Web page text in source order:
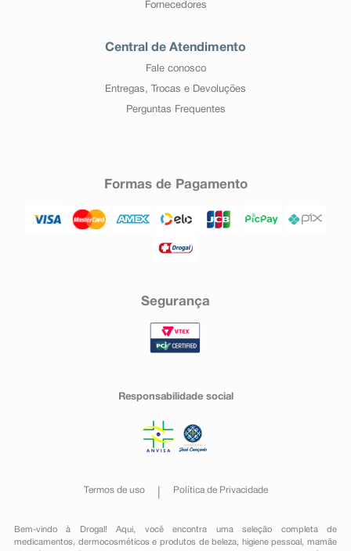
Fornecedores
Central de Atendimento
Fale conosco
Entregas, Trocas e Devoluções
Perguntas Frequentes
Formas de Pagamento
Segurança
Responsabilidade social
Termos de uso Política de Privacidade
Bem-vindo à Drogal! Aqui, você encontra uma seleção completa de
medicamentos , dermocosméticos e produtos de beleza, higiene pessoal ,mamãe